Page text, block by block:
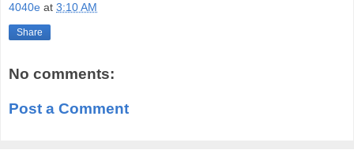
4040e at 3:10 AM
Share
No comments:
Post a Comment